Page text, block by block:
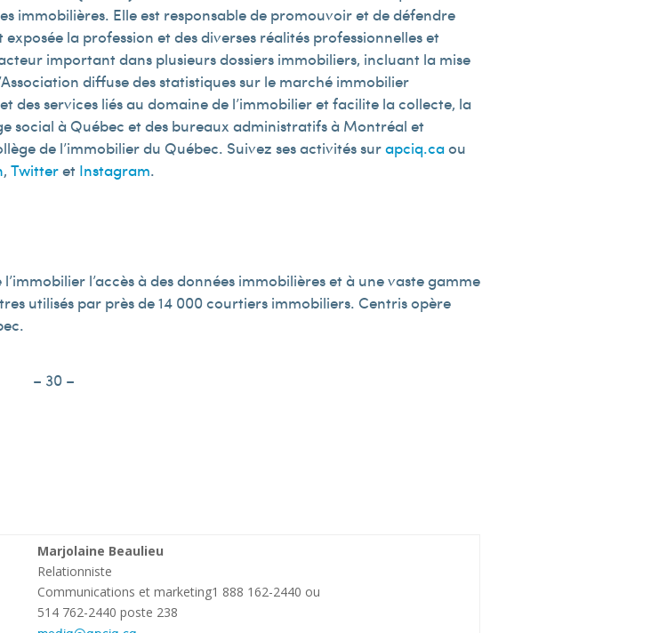
immobilières. Elle est responsable de promouvoir et de défendre
la profession et des diverses réalités professionnelles et
important dans plusieurs dossiers immobiliers, incluant la mise
diffuse des statistiques sur le marché immobilier
services liés au domaine de l’immobilier et facilite la collecte, la
social à Québec et des bureaux administratifs à Montréal et
de l’immobilier du Québec. Suivez ses activités surapciq.caou
, Twitteret Instagram.
l’accès à des données immobilières et à une vaste gamme
utilisés par près de 14 000 courtiers immobiliers. Centris opère
– 30 –
Marjolaine Beaulieu
Relationniste
Communications et marketing1 888 162-2440 ou
514 762-2440 poste 238